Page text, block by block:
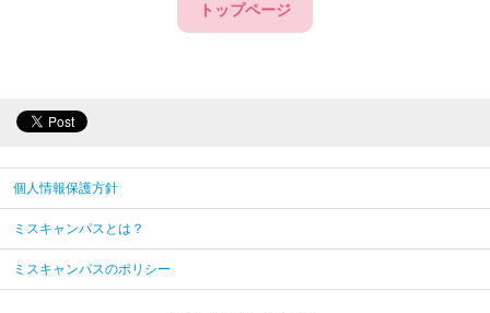
トップページ
個人情報保護方針
ミスキャンパスとは？
ミスキャンパスのポリシー